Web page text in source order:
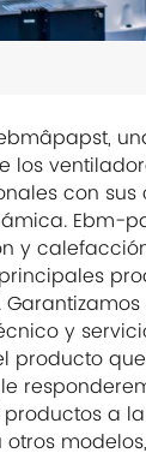
los
con
Ebm-
y
y
producto
productos a